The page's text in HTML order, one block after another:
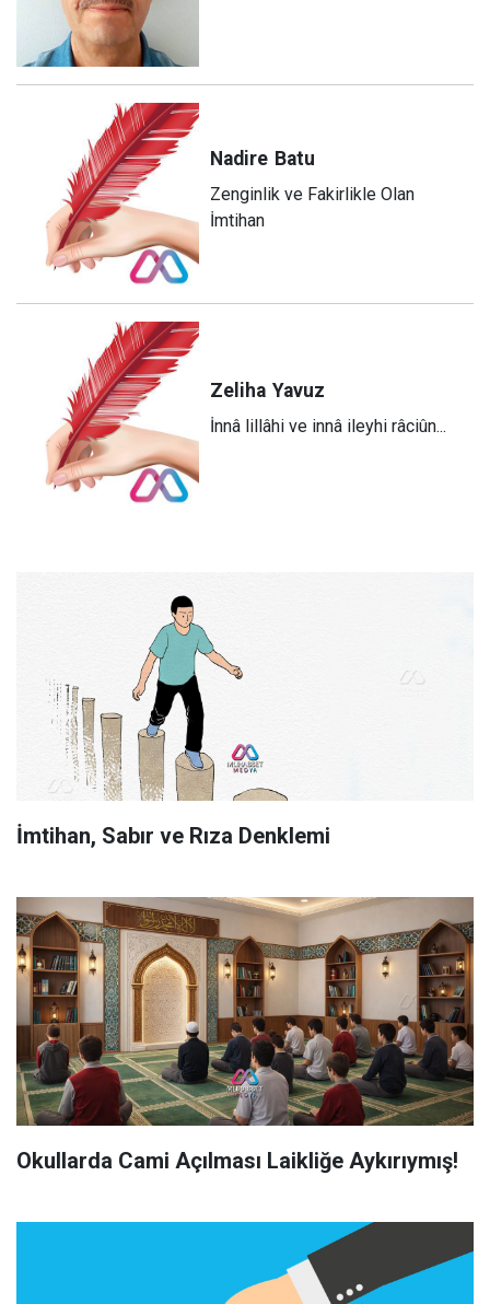
Nadire Batu
Zenginlik ve Fakirlikle Olan
İmtihan
Zeliha Yavuz
​İnnâ lillâhi ve innâ ileyhi râciûn...
İmtihan, Sabır ve Rıza Denklemi
Okullarda Cami Açılması Laikliğe Aykırıymış!